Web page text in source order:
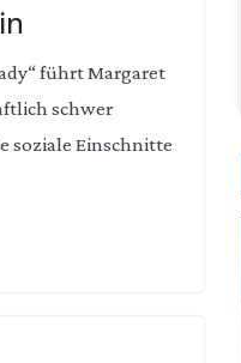
führt Margaret
schwer
soziale Einschnitte